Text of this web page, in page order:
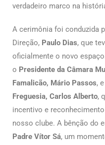
verdadeiro marco na
A cerimônia foi conduzida
Direção, Paulo Dias, que
oficialmente o novo
o Presidente da Câmara
Famalicão, Mário Passos,
Freguesia, Carlos Alberto,
incentivo e
nosso clube. A bênção do
Padre Vítor Sá, um